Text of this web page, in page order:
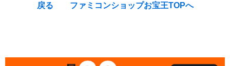
戻る ファミコンショップお宝王TOPへ